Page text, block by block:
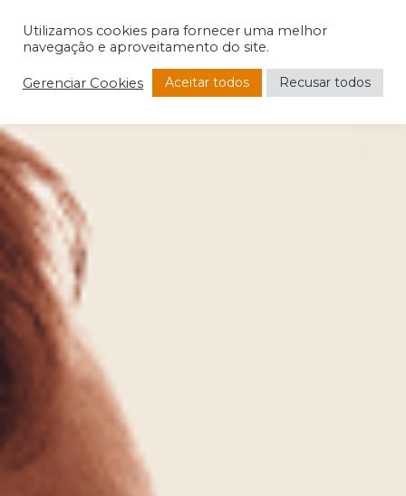
Utilizamos cookies para fornecer uma melhor
navegação e aproveitamento do site.
Gerenciar Cookies Aceitar todos Recusar todos